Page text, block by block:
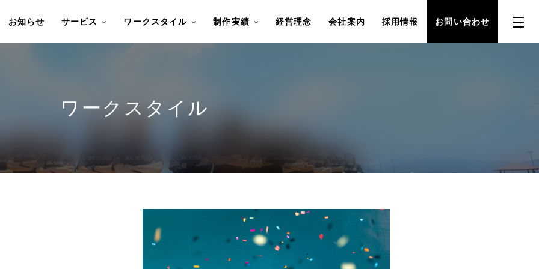
お知らせ サービス ワークスタイル 制作実績 経営理念 会社案内 採用情報 お問い合わせ
ワークスタイル